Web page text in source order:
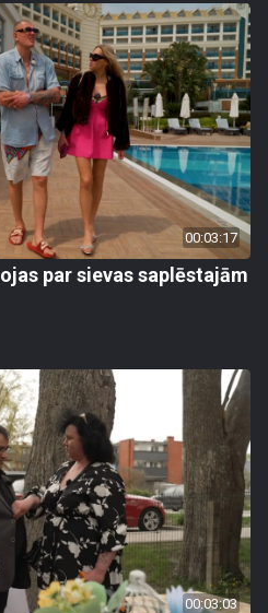
00:03:17
par sievas saplēstajām
00:03:03